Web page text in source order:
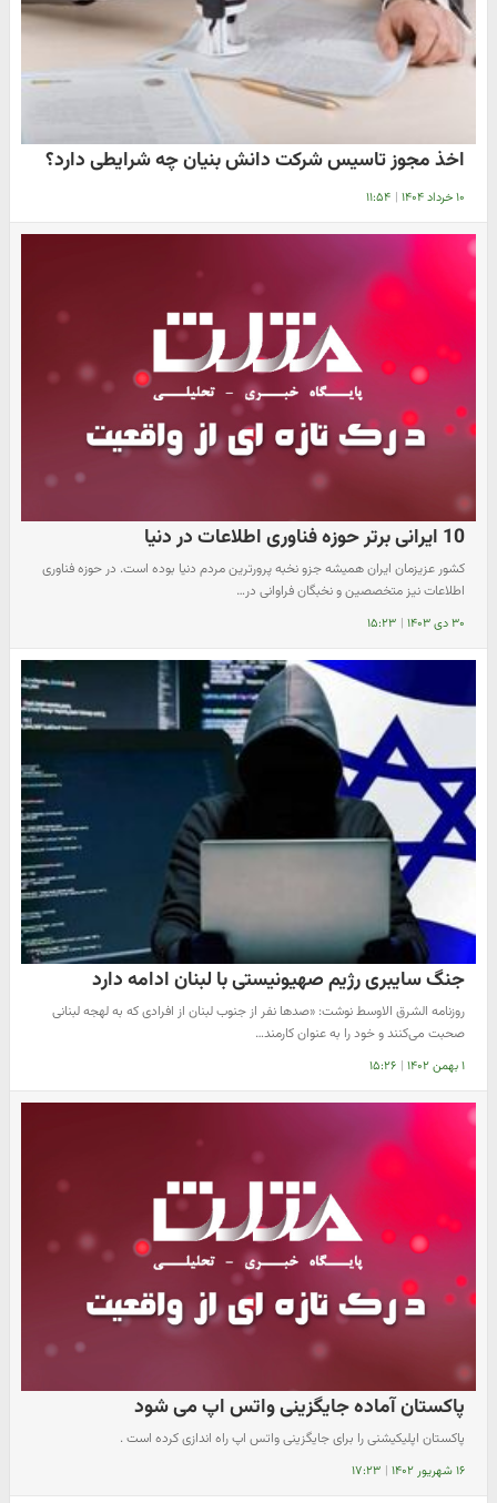
اخذ مجوز تاسیس شرکت دانش بنیان چه شرایطی دارد؟
۱۰ خرداد ۱۴۰۴ | ۱۱:۵۴
10 ایرانی برتر حوزه فناوری اطلاعات در دنیا
کشور عزیزمان ایران همیشه جزو نخبه پرورترین مردم دنیا بوده است. در حوزه فناوری
اطلاعات نیز متخصصین و نخبگان فراوانی در…
۳۰ دی ۱۴۰۳ | ۱۵:۲۳
جنگ سایبری رژیم صهیونیستی با لبنان ادامه دارد
روزنامه الشرق الاوسط نوشت: «صدها نفر از جنوب لبنان از افرادی که به لهجه لبنانی
صحبت می‌کنند و خود را به عنوان کارمند…
۱ بهمن ۱۴۰۲ | ۱۵:۲۶
پاکستان آماده جایگزینی واتس اپ می شود
پاکستان اپلیکیشنی را برای جایگزینی واتس اپ راه اندازی کرده است .
۱۶ شهریور ۱۴۰۲ | ۱۷:۲۳